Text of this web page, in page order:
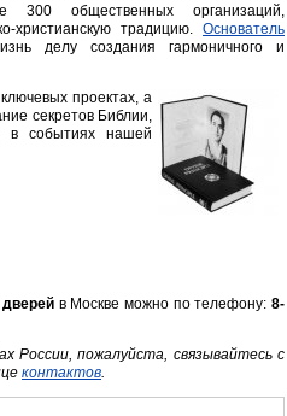
общественных организаций,
христианскую традицию. Основатель
делу создания гармоничного и
проектах, а
секретов Библии,
в событиях нашей
в Москве можно по телефону: 8-
России, пожалуйста, связывайтесь с
контактов.